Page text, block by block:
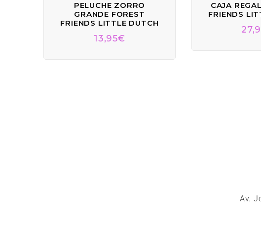
PELUCHE ZORRO
GRANDE FOREST
FRIENDS LITTLE DUTCH
13,95€
CAJA
FRIENDS
Av.